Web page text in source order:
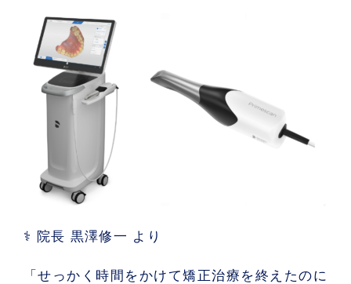
⚕ 院長 黒澤修一 より
「せっかく時間をかけて矯正治療を終えたのに